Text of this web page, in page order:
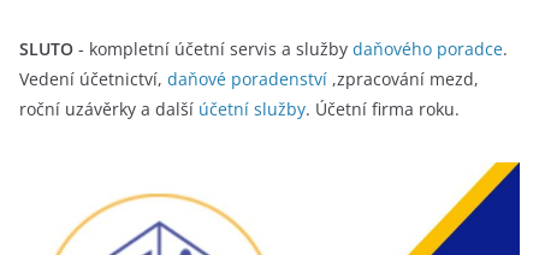
SLUTO - kompletní účetní servis a služby daňového poradce.
Vedení účetnictví, daňové poradenství ,zpracování mezd,
roční uzávěrky a další účetní služby. Účetní firma roku.